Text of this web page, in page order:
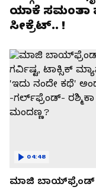
ಯಾಕೆ ಸಮಂತಾ
ಸೀಕ್ರೆಟ್.. !
ಮಾಜಿ ಬಾಯ್‌ಫ್ರೆಂಡ್
04:48